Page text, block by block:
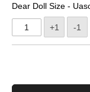
Dear Doll Size -
+1 -1